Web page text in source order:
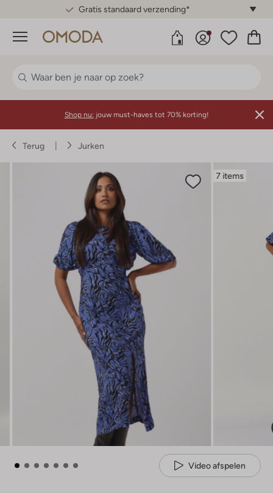
Gratis standaard verzending*
Menu
Shop nu: jouw must-haves tot 70% korting!
Terug Jurken
7 items
Video afspelen